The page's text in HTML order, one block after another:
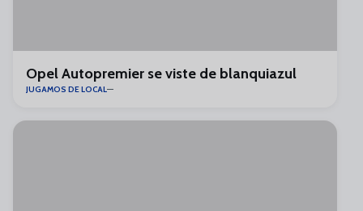
Opel Autopremier se viste de blanquiazul
JUGAMOS DE LOCAL